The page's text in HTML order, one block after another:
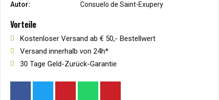
Autor:
Consuelo de Saint-Exupery
Vorteile
Kostenloser Versand ab € 50,- Bestellwert
Versand innerhalb von 24h*
30 Tage Geld-Zurück-Garantie